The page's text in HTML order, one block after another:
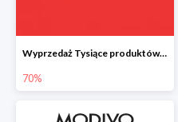
Wyprzedaż Tysiące produktów w konkurencyjnych cenach
70%